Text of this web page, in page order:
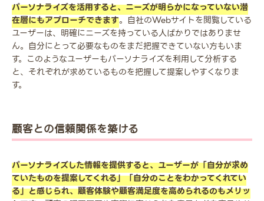
パーソナライズを活用すると、ニーズが明らかになっていない潜
在層にもアプローチできます。自社のWebサイトを閲覧している
ユーザーは、明確にニーズを持っている人ばかりではありませ
ん。自分にとって必要なものをまだ把握できていない方もいま
す。このようなユーザーもパーソナライズを利用して分析する
と、それぞれが求めているものを把握して提案しやすくなりま
す。
顧客との信頼関係を築ける
パーソナライズした情報を提供すると、ユーザーが「自分が求め
ていたものを提案してくれる」「自分のことをわかってくれてい
る」と感じられ、顧客体験や顧客満足度を高められるのもメリッ